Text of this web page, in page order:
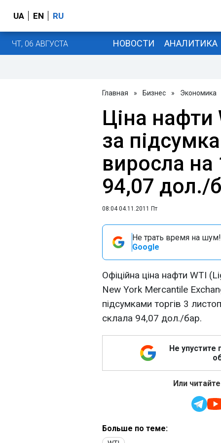
UA EN RU
ЧТ, 06 АВГУСТА НОВОСТИ АНАЛИТИКА
Главная » Бизнес » Экономика
Ціна
за
виросла
94,07 дол./
08:04 04.11.2011 Пт
Не трать время на
Google
Офіційна ціна нафти WTI
New York Mercantile
підсумками торгів 3
склала 94,07 дол./бар.
Не упустите
Или
Больше по теме: